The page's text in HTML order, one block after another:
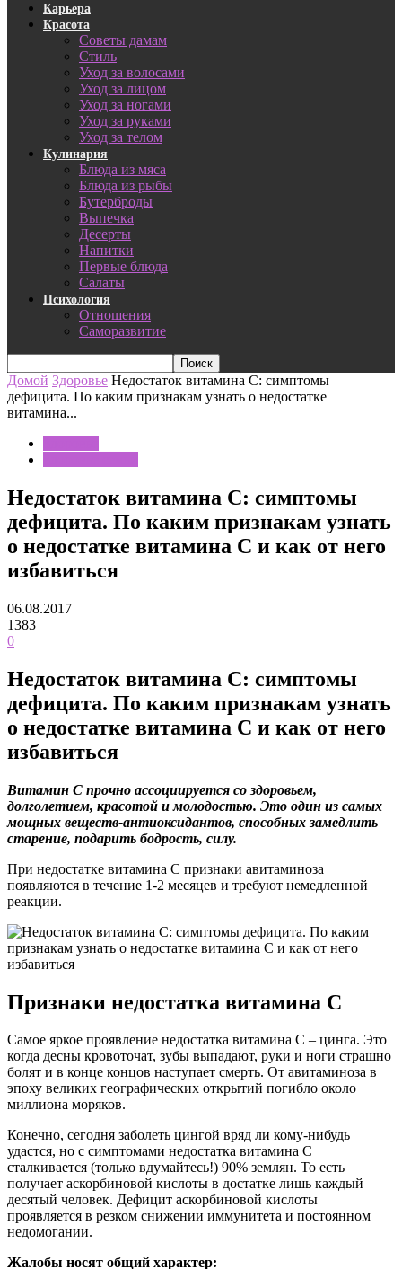
Карьера
Красота
Советы дамам
Стиль
Уход за волосами
Уход за лицом
Уход за ногами
Уход за руками
Уход за телом
Кулинария
Блюда из мяса
Блюда из рыбы
Бутерброды
Выпечка
Десерты
Напитки
Первые блюда
Салаты
Психология
Отношения
Саморазвитие
Домой Здоровье Недостаток витамина С: симптомы
дефицита. По каким признакам узнать о недостатке
витамина...
Недостаток витамина С: симптомы
дефицита. По каким признакам узнать
о недостатке витамина С и как от него
избавиться
06.08.2017
1383
0
Недостаток витамина С: симптомы
дефицита. По каким признакам узнать
о недостатке витамина С и как от него
избавиться
Витамин С прочно ассоциируется со здоровьем,
долголетием, красотой и молодостью. Это один из самых
мощных веществ-антиоксидантов, способных замедлить
старение, подарить бодрость, силу.
При недостатке витамина С признаки авитаминоза
появляются в течение 1-2 месяцев и требуют немедленной
реакции.
Признаки недостатка витамина С
Самое яркое проявление недостатка витамина С – цинга. Это
когда десны кровоточат, зубы выпадают, руки и ноги страшно
болят и в конце концов наступает смерть. От авитаминоза в
эпоху великих географических открытий погибло около
миллиона моряков.
Конечно, сегодня заболеть цингой вряд ли кому-нибудь
удастся, но с симптомами недостатка витамина С
сталкивается (только вдумайтесь!) 90% землян. То есть
получает аскорбиновой кислоты в достатке лишь каждый
десятый человек. Дефицит аскорбиновой кислоты
проявляется в резком снижении иммунитета и постоянном
недомогании.
Жалобы носят общий характер: